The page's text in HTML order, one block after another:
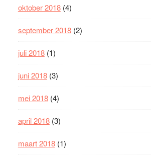
oktober 2018(4)
september 2018(2)
juli 2018(1)
juni 2018(3)
mei 2018(4)
april 2018(3)
maart 2018(1)